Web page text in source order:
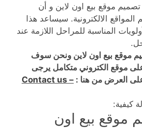
موقع بيع اون لاين و أن
المواقع الالكترونية. سيساعد هذا
المناسبة للمراحل اللازمة عند
موقع بيع اون لاين ونحن سوف
موقع الكتروني متكامل يرجى
العرض من هنا : Contact us –
كيفية:
موقع بيع اون